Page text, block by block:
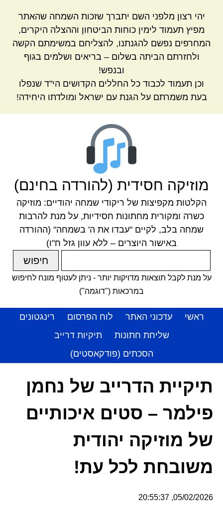
יהי רצון מלפני השם יתברך שזכות השמחה שהאתר
מפיץ תעמוד לימין כוחות הביטחון וההצלה היקרים,
המחרפים נפשם להגנתנו, להצליחם במשימתם הקשה
ולחזרתם הביתה בשלום – בריאים ושלמים בגוף
ובנפש!
וכן תעמוד לכבוד כל החללים הקדושים הי"ד שנפלו
בעת משמרתם על הגנת עם ישראל ומולדתו היחידה!
מוזיקה חסידית (להורדה בחינם)
הקלטות מקפיצות של ריקודי שמחה יהודיים: מוזיקה
כשרה ומקורית מחתונות חסידיות, על מנת להרבות
שמחה בלב, לקיים "עבדו את ה' בשמחה" (ההורדה
באישור היוצרים – ללא עוון גזל ח"ו)
על מנת לקבל תוצאות מדויקות יותר - ניתן לעטוף מונח לחיפוש
במרכאות ("דוגמה")
ראשי עדכוני האתר לוח הפרסום
רינגטונים
שליחת חתונות
תיקיות דרייב
הסכתים (פודקאסטים)
תיקיית הדרייב של נחמן
פילמר – סטים איכותיים
של מוזיקה יהודית
משובחת לכל עת!
05/02/2026, 20:55:37